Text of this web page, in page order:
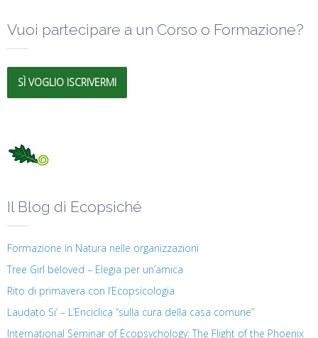
Vuoi partecipare a un Corso o Formazione?
SÌ VOGLIO ISCRIVERMI
Il Blog di Ecopsiché
Formazione in Natura nelle organizzazioni
Tree Girl beloved – Elegia per un’amica
Rito di primavera con l’Ecopsicologia
Laudato Si’ – L’Enciclica “sulla cura della casa comune”
International Seminar of Ecopsychology: The Flight of the Phoenix